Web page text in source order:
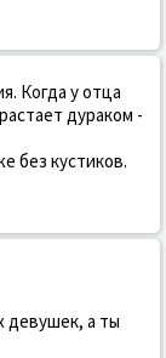
Когда у отца
дураком -
без кустиков.
девушек, а ты